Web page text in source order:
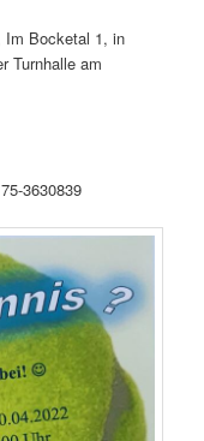
Im Bocketal 1, in
Turnhalle am
3630839